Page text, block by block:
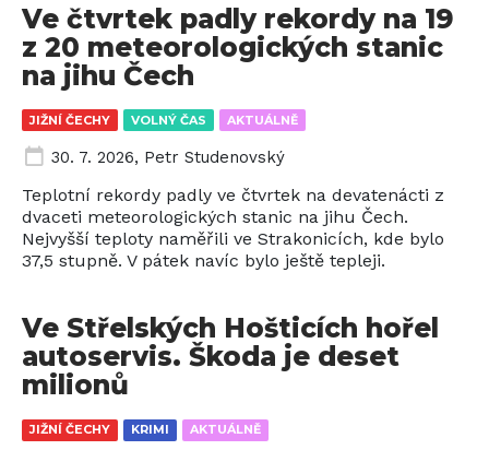
JIŽNÍ ČECHY VOLNÝ ČAS AKTUÁLNĚ
Ve čtvrtek padly rekordy na 19
z 20 meteorologických stanic
na jihu Čech
30. 7. 2026, Petr Studenovský
Teplotní rekordy padly ve čtvrtek na devatenácti z
dvaceti meteorologických stanic na jihu Čech.
Nejvyšší teploty naměřili ve Strakonicích, kde bylo
37,5 stupně. V pátek navíc bylo ještě tepleji.
JIŽNÍ ČECHY KRIMI AKTUÁLNĚ
Ve Střelských Hošticích hořel
autoservis. Škoda je deset
milionů